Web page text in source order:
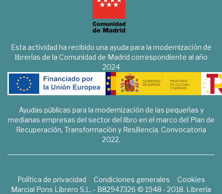
Esta actividad ha recibido una ayuda para la modernización de
librerías de la Comunidad de Madrid correspondiente al año
2024
Ayudas públicas para la modernización de las pequeñas y
medianas empresas del sector del libro en el marco del Plan de
Recuperación, Transformación y Resiliencia. Convocatoria
2022.
Política de privacidad Condiciones generales
Cookies
Marcial Pons Librero S.L. - B82947326 © 1948 - 2018. Librería